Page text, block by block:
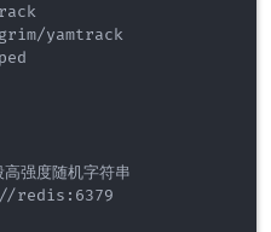
yamtrack
强度随机字符串
redis:6379